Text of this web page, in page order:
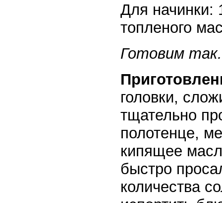
Для начинки:
топленого
Готовим так.
головки,
тщательно
полотенце,
кипящее
быстро
количества